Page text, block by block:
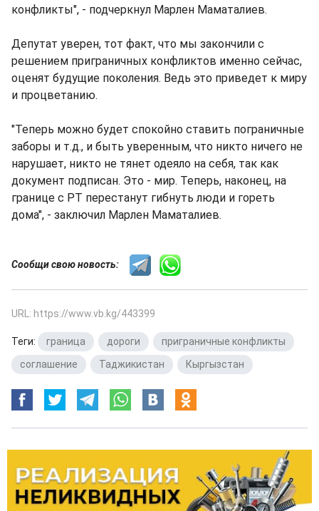
конфликты", - подчеркнул Марлен Маматалиев.
Депутат уверен, тот факт, что мы закончили с
решением приграничных конфликтов именно сейчас,
оценят будущие поколения. Ведь это приведет к миру
и процветанию.
"Теперь можно будет спокойно ставить пограничные
заборы и т.д., и быть уверенным, что никто ничего не
нарушает, никто не тянет одеяло на себя, так как
документ подписан. Это - мир. Теперь, наконец, на
границе с РТ перестанут гибнуть люди и гореть
дома", - заключил Марлен Маматалиев.
Сообщи свою новость:
URL: https://www.vb.kg/443399
Теги: граница дороги приграничные конфликты
соглашение
Таджикистан Кыргызстан